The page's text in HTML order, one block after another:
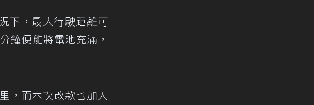
下，最大行駛距離可
鐘便能將電池充滿，
，而本次改款也加入